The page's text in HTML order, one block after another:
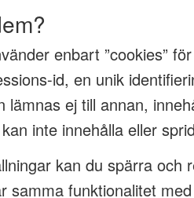
enbart ”cookies”
id, en unik
lämnas ej till annan,
inte innehålla eller
kan du spärra och
samma funktionalitet